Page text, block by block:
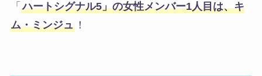
「 ハートシグナル5」の女性メンバー1人目は、キ
ム・ミンジュ！